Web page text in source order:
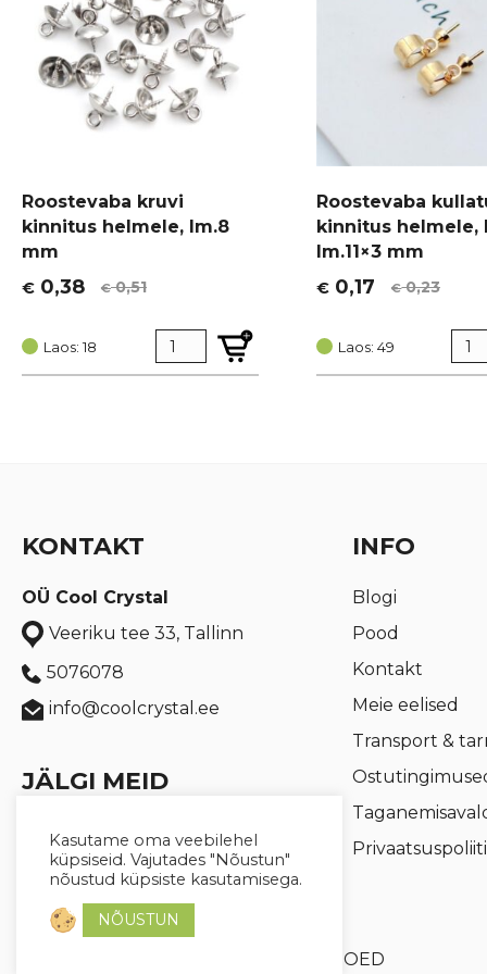
Roostevaba kruvi
kinnitus helmele, lm.8
mm
€0,51
Algne
oli:
€ 0,51.
€ 0,38
Current
is:
€ 0,38.
Laos: 18
Roostevaba
kinnitus helmele,
lm.11×3 mm
€0,23
Algne
oli:
€ 0,23.
€ 0,17
Current
is:
€ 0,17.
Laos: 49
KONTAKT
OÜ Cool Crystal
Veeriku tee 33, Tallinn
5076078
info@coolcrystal.ee
JÄLGI MEID
Coolcrystal.ee
@coolcrystal.ee
INFO
Blogi
Pood
Kontakt
Meie eelised
Transport &
XYSUM E-POED
Kasutame oma veebilehel
küpsiseid. Vajutades "Nõustun"
nõustud küpsiste kasutamisega.
NÕUSTUN